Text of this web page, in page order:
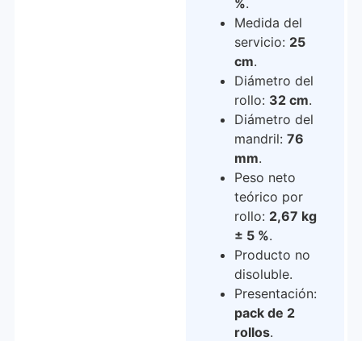
Medida del
servicio: 25
cm.
Diámetro del
rollo: 32 cm.
Diámetro del
mandril: 76
mm.
Peso neto
teórico por
rollo: 2,67 kg
± 5 %.
Producto no
disoluble.
Presentación:
pack de 2
rollos.